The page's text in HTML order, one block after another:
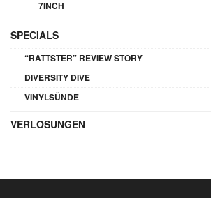
7INCH
SPECIALS
“RATTSTER” REVIEW STORY
DIVERSITY DIVE
VINYLSÜNDE
VERLOSUNGEN